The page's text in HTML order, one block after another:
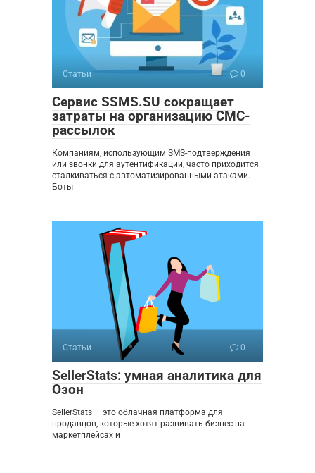
Статьи 0
Сервис SSMS.SU сокращает
затраты на организацию СМС-
рассылок
Компаниям, использующим SMS-подтверждения
или звонки для аутентификации, часто приходится
сталкиваться с автоматизированными атаками.
Боты
Статьи 0
SellerStats: умная аналитика для
Озон
SellerStats — это облачная платформа для
продавцов, которые хотят развивать бизнес на
маркетплейсах и